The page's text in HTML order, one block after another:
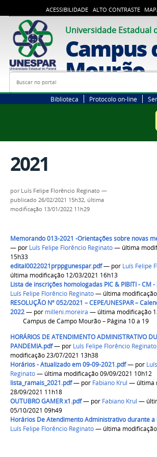
ACESSIBILIDADE ALTO CONTRASTE
Universidade Estadual
Campus
Mourão
Busca
Biblioteca Protocolo on-line
2021
por Luís Felipe Florêncio Reginato —
publicado 26/02/2021 15h32, última
modificação 13/01/2022 11h29
Memorando 013-2021 -Orientações sobre novas
— por Luís Felipe Florêncio Reginato— última
15h33
edital0022021prppgunespar.pdf— por Luís Felipe
última modificação 12/03/2021 16h13
Lista de inscrições homologadas PIC & PIBITI - CM
Luís Felipe Florêncio Reginato— última
RESOLUÇÃO Nº 052/2021 – CEPE/UNESPAR –
2022— por milleni.moreira — última modificação
Campus de Campo Mourão – Página 10 a 19
HORÁRIOS DE ATENDIMENTO ADMINISTRATIVO
PANDEMIA.pdf— por Luís Felipe Florêncio Reginato
modificação 23/07/2021 13h38
Horários - Atualizado em 09-09-2021.pdf— por
Reginato— última modificação 09/09/2021 10h12
lista_ramais_2021.pdf— por Fabiano Krul — última
28/09/2021 11h18
OUTUBRO GAMER x1.pdf— por Fabiano Krul —
05/10/2021 09h49
Horários De Atendimento Administrativo durante a
Luís Felipe Florêncio Reginato— última